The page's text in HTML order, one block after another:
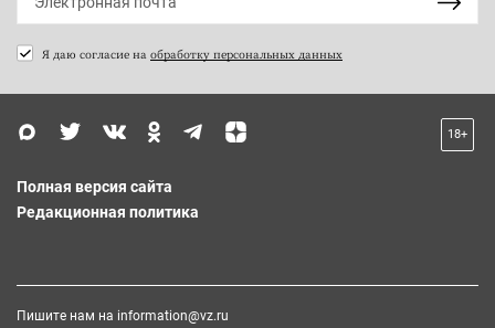
Я даю согласие на обработку персональных данных
18+
Полная версия сайта
Редакционная политика
Пишите нам на information@vz.ru